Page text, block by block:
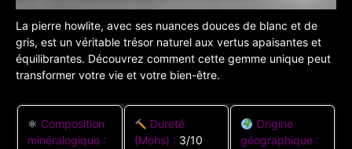
La pierre howlite, avec ses nuances douces de blanc et de
gris, est un véritable trésor naturel aux vertus apaisantes et
équilibrantes. Découvrez comment cette gemme unique peut
transformer votre vie et votre bien-être.
⚛ Composition
minéralogique :
Dureté
(Mohs) : 3/10
Origine
géographique :